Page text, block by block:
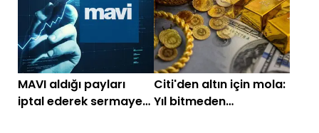
MAVI aldığı payları
iptal ederek sermaye
Citi'den altın için mola:
Yıl bitmeden